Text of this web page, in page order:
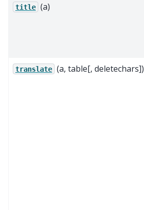
title (a)
translate (a, table[, deletechars])